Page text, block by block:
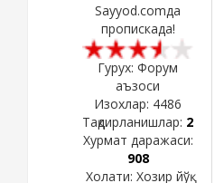
Sayyod.comда
пропискада!
Гурух: Форум
аъзоси
Изохлар: 4486
Тақдирланишлар: 2
Хурмат даражаси:
908
Холати: Хозир йўқ